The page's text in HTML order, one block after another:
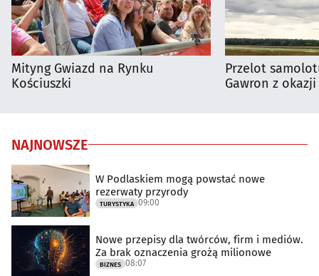
Mityng Gwiazd na Rynku
Kościuszki
Przelot
Gawron z
NAJNOWSZE
W Podlaskiem mogą powstać nowe
rezerwaty przyrody
TURYSTYKA 09:00
Nowe przepisy dla twórców, firm i mediów.
Za brak oznaczenia grożą milionowe
BIZNES 08:07